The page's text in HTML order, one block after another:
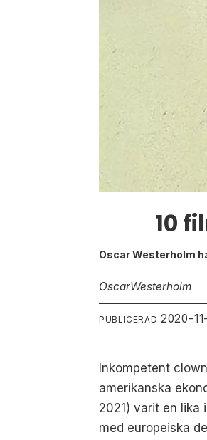
10
Oscar Westerholm
OscarWesterholm
PUBLICERAD 2020-
Inkompetent
amerikanska
2021) varit en lika
med europeiska